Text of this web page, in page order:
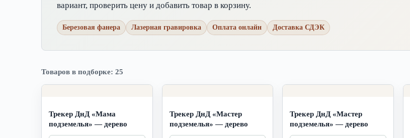
вариант, проверить цену и добавить товар в корзину.
Березовая фанера Лазерная гравировка Оплата онлайн Доставка СДЭК
Товаров в подборке: 25
Трекер ДнД «Мама
подземелья» — дерево
Трекер ДнД «Мастер
подземелья» — дерево
Трекер ДнД «Мастер
подземелья» — дерево